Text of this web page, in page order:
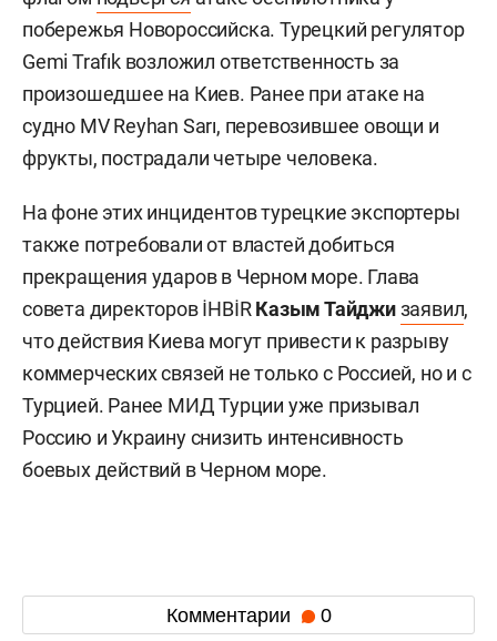
побережья Новороссийска. Турецкий регулятор
Gemi Trafık возложил ответственность за
произошедшее на Киев. Ранее при атаке на
судно MV Reyhan Sarı, перевозившее овощи и
фрукты, пострадали четыре человека.
На фоне этих инцидентов турецкие экспортеры
также потребовали от властей добиться
прекращения ударов в Черном море. Глава
совета директоров İHBİRКазым Тайджизаявил,
что действия Киева могут привести к разрыву
коммерческих связей не только с Россией, но и с
Турцией. Ранее МИД Турции уже призывал
Россию и Украину снизить интенсивность
боевых действий в Черном море.
Комментарии 0